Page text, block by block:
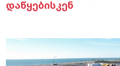
დაწყებისკენ